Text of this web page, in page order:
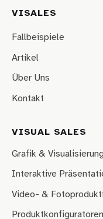
VISALES
Fallbeispiele
Artikel
Über Uns
Kontakt
VISUAL SALES
Grafik & Visualisierung
Interaktive
Video- &